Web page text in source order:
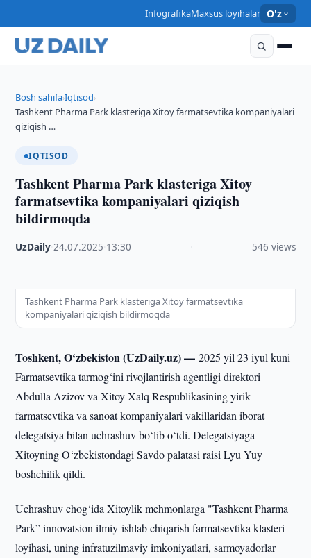
InfografikaMaxsus loyihalar O'z
Bosh sahifa›Iqtisod›
Tashkent Pharma Park klasteriga Xitoy farmatsevtika kompaniyalari
qiziqish …
IQTISOD
Tashkent Pharma Park klasteriga Xitoy
farmatsevtika kompaniyalari qiziqish
bildirmoqda
UzDaily ·24.07.2025 13:30 546 views
Tashkent Pharma Park klasteriga Xitoy farmatsevtika
kompaniyalari qiziqish bildirmoqda
Toshkent, O‘zbekiston (UzDaily.uz) —2025 yil 23 iyul kuni
Farmatsevtika tarmog‘ini rivojlantirish agentligi direktori
Abdulla Azizov va Xitoy Xalq Respublikasining yirik
farmatsevtika va sanoat kompaniyalari vakillaridan iborat
delegatsiya bilan uchrashuv bo‘lib o‘tdi. Delegatsiyaga
Xitoyning O‘zbekistondagi Savdo palatasi raisi Lyu Yuy
boshchilik qildi.
Uchrashuv chog‘ida Xitoylik mehmonlarga "Tashkent Pharma
Park” innovatsion ilmiy-ishlab chiqarish farmatsevtika klasteri
loyihasi, uning infratuzilmaviy imkoniyatlari, sarmoyadorlar